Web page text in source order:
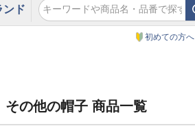
ンド
初めての方へ
その他の帽子 商品一覧